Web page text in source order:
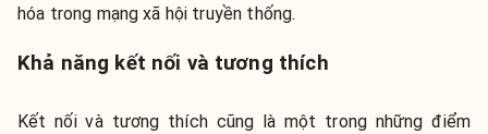
hóa trong mạng xã hội truyền thống.
Khả năng kết nối và tương thích
Kết nối và tương thích cũng là một trong những điểm